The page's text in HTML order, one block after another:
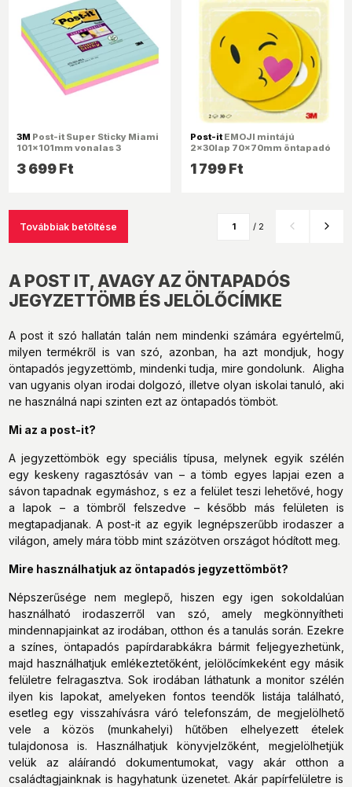
3M Post-it Super Sticky Miami
101x101mm vonalas 3
PEFC, SGSCH-PEFC-COC-
3 699 Ft
Post-itEMOJI mintájú
2x30lap 70x70mm öntapadó
1 799 Ft
Továbbiak betöltése / 2
A POST IT, AVAGY AZ ÖNTAPADÓS
JEGYZETTÖMB ÉS JELÖLŐCÍMKE
A post it szó hallatán talán nem mindenki számára egyértelmű,
milyen termékről is van szó, azonban, ha azt mondjuk, hogy
öntapadós jegyzettömb, mindenki tudja, mire gondolunk. Aligha
van ugyanis olyan irodai dolgozó, illetve olyan iskolai tanuló, aki
ne használná napi szinten ezt az öntapadós tömböt.
Mi az a post-it?
A jegyzettömbök egy speciális típusa, melynek egyik szélén
egy keskeny ragasztósáv van – a tömb egyes lapjai ezen a
sávon tapadnak egymáshoz, s ez a felület teszi lehetővé, hogy
a lapok – a tömbről felszedve – később más felületen is
megtapadjanak. A post-it az egyik legnépszerűbb irodaszer a
világon, amely mára több mint százötven országot hódított meg.
Mire használhatjuk az öntapadós jegyzettömböt?
Népszerűsége nem meglepő, hiszen egy igen sokoldalúan
használható irodaszerről van szó, amely megkönnyítheti
mindennapjainkat az irodában, otthon és a tanulás során. Ezekre
a színes, öntapadós papírdarabkákra bármit feljegyezhetünk,
majd használhatjuk emlékeztetőként, jelölőcímkeként egy másik
felületre felragasztva. Sok irodában láthatunk a monitor szélén
ilyen kis lapokat, amelyeken fontos teendők listája található,
esetleg egy visszahívásra váró telefonszám, de megjelölhető
vele a közös (munkahelyi) hűtőben elhelyezett ételek
tulajdonosa is. Használhatjuk könyvjelzőként, megjelölhetjük
velük az aláírandó dokumentumokat, vagy akár otthon a
családtagjainknak is hagyhatunk üzenetet. Akár papírfelületre is